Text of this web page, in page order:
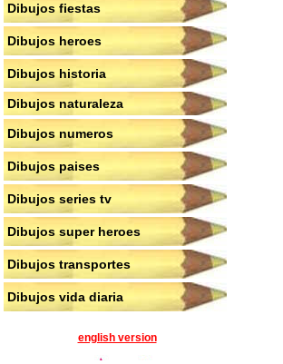
Dibujos fiestas
Dibujos heroes
Dibujos historia
Dibujos naturaleza
Dibujos numeros
Dibujos paises
Dibujos series tv
Dibujos super heroes
Dibujos transportes
Dibujos vida diaria
english version